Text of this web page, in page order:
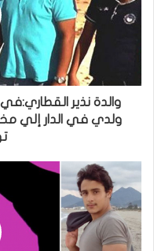
والدة نذير
ولدي في الدار إلي